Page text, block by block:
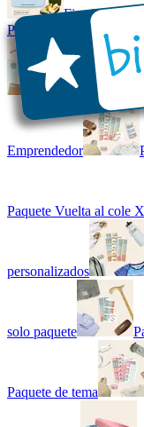
Fiambrera
Paquetes
Kit
Emprendedor
Paquete Vuelta al cole
personalizados
solo paquete
Paquete de tema